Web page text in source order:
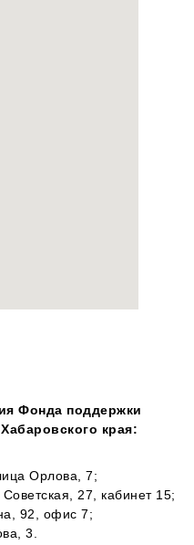
Фонда поддержки
края:
Орлова, 7;
27, кабинет 15;
92, офис 7;
3.